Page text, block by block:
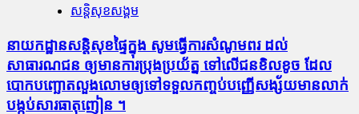
សន្តិសុខសង្គម
នាយកដ្ឋានសន្តិសុខផ្ទៃក្នុង សូមធ្វើការសំណូមពរ ដល់
សាធារណជន ឲ្យមានការប្រុងប្រយ័ត្ន ទៅលើជនខិលខូច ដែល
បោកបញ្ឆោតលួងលោមឲ្យទៅទទួលកញ្ចប់បញ្ញើសង្ស័យមានលាក់
បង្កប់សារធាតុញៀន ។